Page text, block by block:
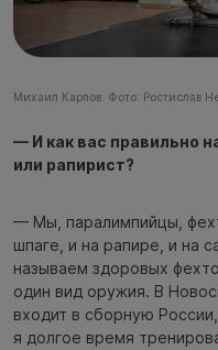
Михаил Карпов. Фото: Ростислав
— И как вас правильно
или рапирист?
— Мы, паралимпийцы,
шпаге, и на рапире, и на
называем здоровых
один вид оружия. В
входит в сборную
я долгое время